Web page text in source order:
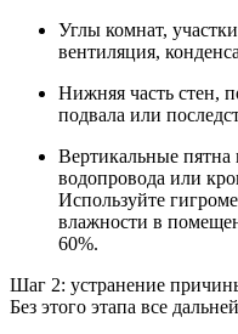
Углы комнат,
вентиляция,
Нижняя часть стен,
подвала или
Вертикальные пятна
водопровода или
Используйте
влажности в
60%.
Шаг 2: устранение
Без этого этапа все